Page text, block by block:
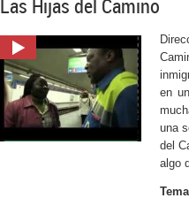
Las Hijas del Camino
en
una
del
algo